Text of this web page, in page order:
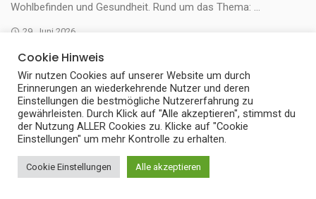
Wohlbefinden und Gesundheit. Rund um das Thema: ...
29. Juni 2026
Cookie Hinweis
Wir nutzen Cookies auf unserer Website um durch
Erinnerungen an wiederkehrende Nutzer und deren
Einstellungen die bestmögliche Nutzererfahrung zu
gewährleisten. Durch Klick auf "Alle akzeptieren", stimmst du
der Nutzung ALLER Cookies zu. Klicke auf "Cookie
Einstellungen" um mehr Kontrolle zu erhalten.
Cookie Einstellungen Alle akzeptieren